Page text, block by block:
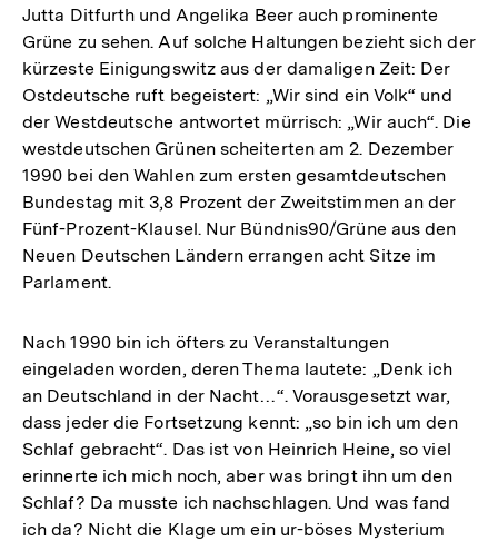
Jutta Ditfurth und Angelika Beer auch prominente
Grüne zu sehen. Auf solche Haltungen bezieht sich der
kürzeste Einigungswitz aus der damaligen Zeit: Der
Ostdeutsche ruft begeistert: „Wir sind ein Volk“ und
der Westdeutsche antwortet mürrisch: „Wir auch“. Die
westdeutschen Grünen scheiterten am 2. Dezember
1990 bei den Wahlen zum ersten gesamtdeutschen
Bundestag mit 3,8 Prozent der Zweitstimmen an der
Fünf-Prozent-Klausel. Nur Bündnis90/Grüne aus den
Neuen Deutschen Ländern errangen acht Sitze im
Parlament.
Nach 1990 bin ich öfters zu Veranstaltungen
eingeladen worden, deren Thema lautete: „Denk ich
an Deutschland in der Nacht…“. Vorausgesetzt war,
dass jeder die Fortsetzung kennt: „so bin ich um den
Schlaf gebracht“. Das ist von Heinrich Heine, so viel
erinnerte ich mich noch, aber was bringt ihn um den
Schlaf? Da musste ich nachschlagen. Und was fand
ich da? Nicht die Klage um ein ur-böses Mysterium